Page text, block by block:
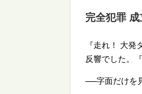
完全犯罪 成
『走れ！ 大
反響でした。
──字面だけを